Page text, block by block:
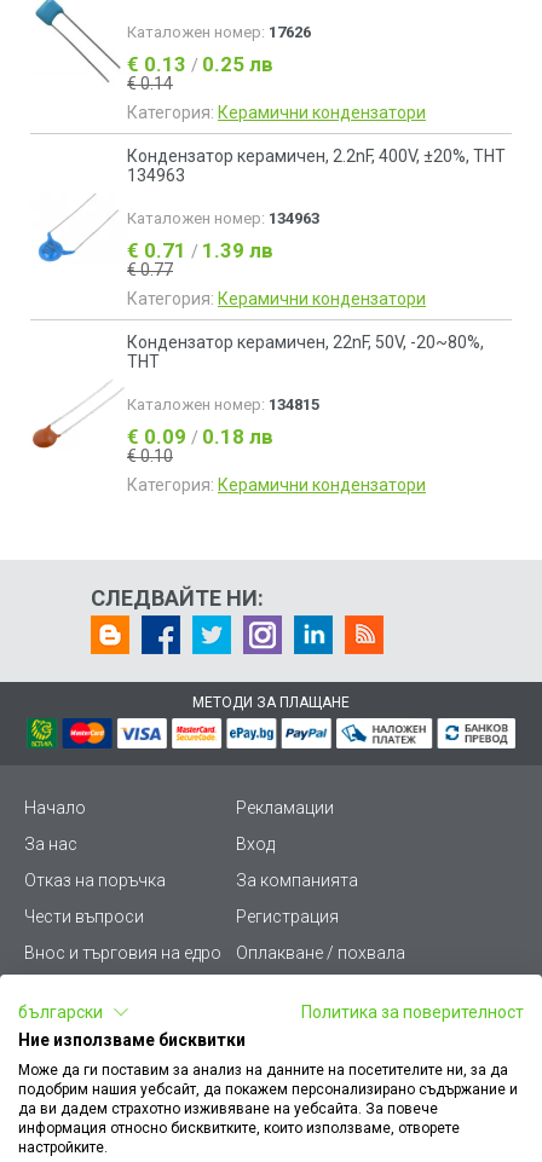
Каталожен номер: 17626
€ 0.13 / 0.25 лв
€ 0.14
Категория: Керамични кондензатори
Кондензатор керамичен, 2.2nF, 400V, ±20%, THT
134963
Каталожен номер: 134963
€ 0.71 / 1.39 лв
€ 0.77
Категория: Керамични кондензатори
Кондензатор керамичен, 22nF, 50V, -20~80%,
THT
Каталожен номер: 134815
€ 0.09 / 0.18 лв
€ 0.10
Категория: Керамични кондензатори
СЛЕДВАЙТЕ НИ:
МЕТОДИ ЗА ПЛАЩАНЕ
Начало
Рекламации
За нас
Вход
Отказ на поръчка
За компанията
Чести въпроси
Регистрация
Внос и търговия на едро
Оплакване / похвала
Условия за ползване
Стани дистрибутор
Карта на сайта
Кариери
Как да намеря документ
към поръчка
Платформа за AРС
български
Политика за поверителност
Ние използваме бисквитки
Може да ги поставим за анализ на данните на посетителите ни, за да
подобрим нашия уебсайт, да покажем персонализирано съдържание и
да ви дадем страхотно изживяване на уебсайта. За повече
информация относно бисквитките, които използваме, отворете
настройките.